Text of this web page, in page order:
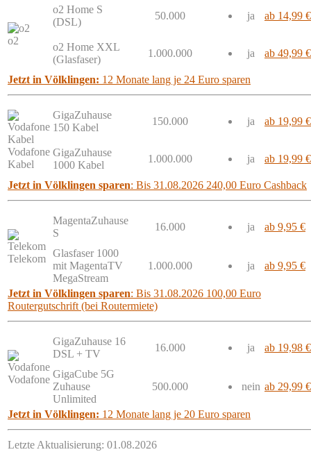
o2
o2 Home S
(DSL)
50.000 ja ab 14,99 €
o2 Home XXL
(Glasfaser)
1.000.000 ja ab 49,99 €
Jetzt in Völklingen: 12 Monate lang je 24 Euro sparen
Vodafone
Kabel
GigaZuhause
150 Kabel
150.000 ja ab 19,99 €
GigaZuhause
1000 Kabel
1.000.000 ja ab 19,99 €
Jetzt in Völklingen sparen: Bis 31.08.2026 240,00 Euro Cashback
Telekom
MagentaZuhause
S
16.000 ja ab 9,95 €
Glasfaser 1000
mit MagentaTV
MegaStream
1.000.000 ja ab 9,95 €
Jetzt in Völklingen sparen: Bis 31.08.2026 100,00 Euro
Routergutschrift (bei Routermiete)
Vodafone
GigaZuhause 16
DSL + TV
16.000 ja ab 19,98 €
GigaCube 5G
Zuhause
Unlimited
500.000 nein ab 29,99 €
Jetzt in Völklingen: 12 Monate lang je 20 Euro sparen
Letzte Aktualisierung: 01.08.2026